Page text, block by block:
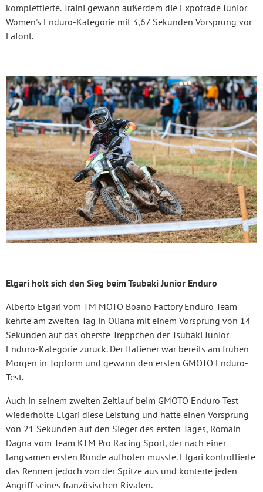
komplettierte. Traini gewann außerdem die Expotrade Junior
Women's Enduro-Kategorie mit 3,67 Sekunden Vorsprung vor
Lafont.
Elgari holt sich den Sieg beim Tsubaki Junior Enduro
Alberto Elgari vom TM MOTO Boano Factory Enduro Team
kehrte am zweiten Tag in Oliana mit einem Vorsprung von 14
Sekunden auf das oberste Treppchen der Tsubaki Junior
Enduro-Kategorie zurück. Der Italiener war bereits am frühen
Morgen in Topform und gewann den ersten GMOTO Enduro-
Test.
Auch in seinem zweiten Zeitlauf beim GMOTO Enduro Test
wiederholte Elgari diese Leistung und hatte einen Vorsprung
von 21 Sekunden auf den Sieger des ersten Tages, Romain
Dagna vom Team KTM Pro Racing Sport, der nach einer
langsamen ersten Runde aufholen musste. Elgari kontrollierte
das Rennen jedoch von der Spitze aus und konterte jeden
Angriff seines französischen Rivalen.